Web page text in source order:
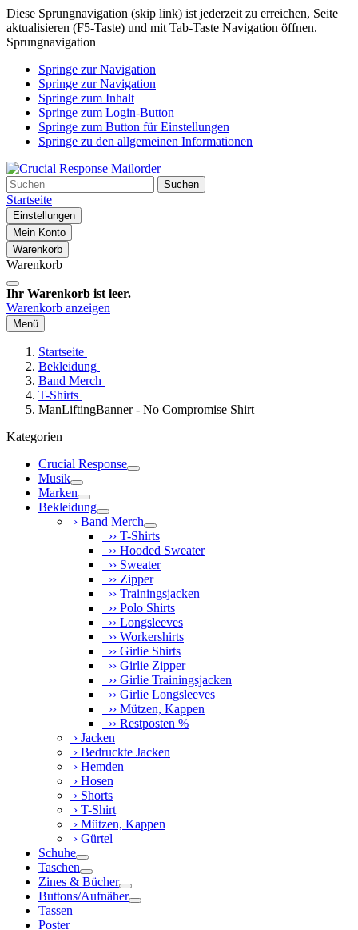
Diese Sprungnavigation (skip link) ist jederzeit zu erreichen, Seite
aktualisieren (F5-Taste) und mit Tab-Taste Navigation öffnen.
Sprungnavigation
Springe zur Navigation
Springe zur Navigation
Springe zum Inhalt
Springe zum Login-Button
Springe zum Button für Einstellungen
Springe zu den allgemeinen Informationen
Suchen
Startseite
Einstellungen
Mein Konto
Warenkorb
Warenkorb
Ihr Warenkorb ist leer.
Warenkorb anzeigen
Menü
Startseite
Bekleidung
Band Merch
T-Shirts
ManLiftingBanner - No Compromise Shirt
Kategorien
Crucial Response
Musik
Marken
Bekleidung
› Band Merch
›› T-Shirts
›› Hooded Sweater
›› Sweater
›› Zipper
›› Trainingsjacken
›› Polo Shirts
›› Longsleeves
›› Workershirts
›› Girlie Shirts
›› Girlie Zipper
›› Girlie Trainingsjacken
›› Girlie Longsleeves
›› Mützen, Kappen
›› Restposten %
› Jacken
› Bedruckte Jacken
› Hemden
› Hosen
› Shorts
› T-Shirt
› Mützen, Kappen
› Gürtel
Schuhe
Taschen
Zines & Bücher
Buttons/Aufnäher
Tassen
Poster